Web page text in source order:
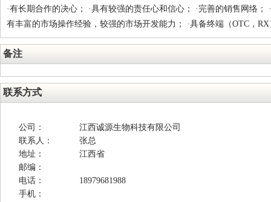
·有长期合作的决心； ·具有较强的责任心和信心； ·完善的销售网络
有丰富的市场操作经验，较强的市场开发能力； ·具备终端（OTC，
备注
联系方式
公司：
江西诚源生物科技有限公司
联系人：
张总
地址：
江西省
邮编：
电话：
18979681988
手机：